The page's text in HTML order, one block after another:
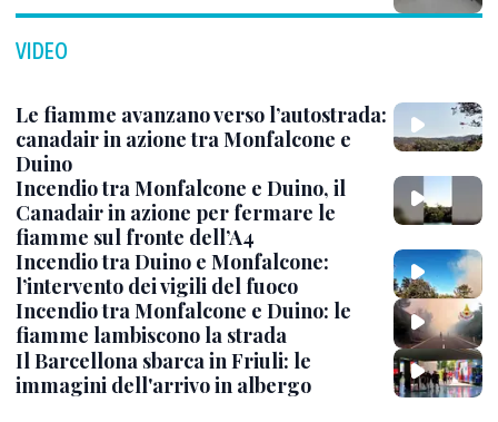
VIDEO
Le fiamme avanzano verso l’autostrada:
canadair in azione tra Monfalcone e
Duino
Incendio tra Monfalcone e Duino, il
Canadair in azione per fermare le
fiamme sul fronte dell’A4
Incendio tra Duino e Monfalcone:
l’intervento dei vigili del fuoco
Incendio tra Monfalcone e Duino: le
fiamme lambiscono la strada
Il Barcellona sbarca in Friuli: le
immagini dell'arrivo in albergo